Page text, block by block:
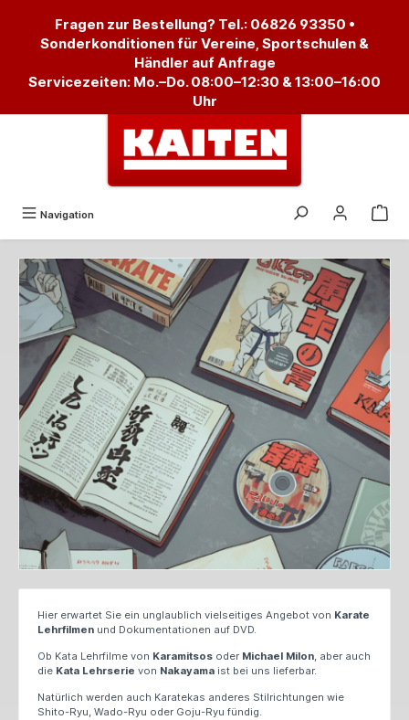
Fragen zur Bestellung? Tel.: 06826 93350 •
Sonderkonditionen für Vereine, Sportschulen &
Händler auf Anfrage
Servicezeiten: Mo.–Do. 08:00–12:30 & 13:00–16:00
Uhr
Navigation
Hier erwartet Sie ein unglaublich vielseitiges Angebot von Karate
Lehrfilmen und Dokumentationen auf DVD.
Ob Kata Lehrfilme von Karamitsos oder Michael Milon , aber auch
die Kata Lehrserie von Nakayama ist bei uns lieferbar.
Natürlich werden auch Karatekas anderes Stilrichtungen wie
Shito-Ryu, Wado-Ryu oder Goju-Ryu fündig.